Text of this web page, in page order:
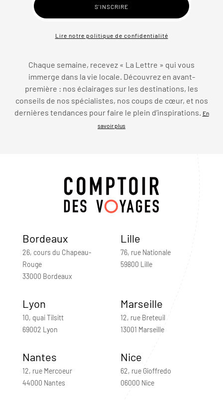
Lire notre politique de confidentialité
Chaque semaine, recevez « La Lettre » qui vous
immerge dans la vie locale. Découvrez en avant-
première : nos éclairages sur les destinations, les
conseils de nos spécialistes, nos coups de cœur, et nos
dernières tendances pour faire le plein d’inspirations.
En
savoir plus
Bordeaux
26, cours du Chapeau-
Rouge
33000 Bordeaux
Lille
76, rue Nationale
59800 Lille
Lyon
10, quai Tilsitt
69002 Lyon
Marseille
12, rue Breteuil
13001 Marseille
Nantes
12, rue Mercoeur
44000 Nantes
Nice
62, rue Gioffredo
06000 Nice